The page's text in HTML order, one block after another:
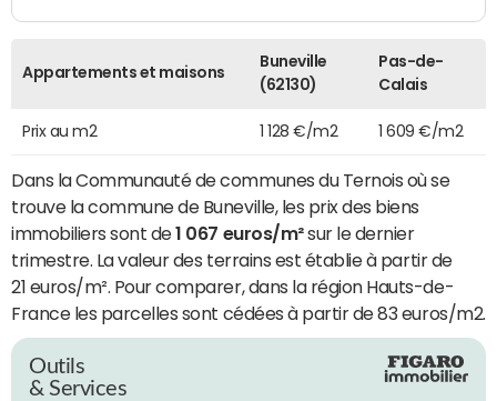
Appartements et maisons
Buneville
(62130)
Pas-de-
Calais
Prix au m2 1 128 €/m2 1 609 €/m2
Dans la Communauté de communes du Ternois où se
trouve la commune de Buneville, les prix des biens
immobiliers sont de1 067 euros/m²sur le dernier
trimestre. La valeur des terrains est établie à partir de
21 euros/m². Pour comparer, dans la région Hauts-de-
France les parcelles sont cédées à partir de 83 euros/m2.
Outils
& Services